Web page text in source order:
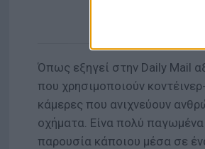
Όπως εξηγεί στην Daily Mail
που χρησιμοποιούν
κάμερες που ανιχνεύουν
οχήματα. Είνα πολύ
παρουσία κάποιου μέσα σε